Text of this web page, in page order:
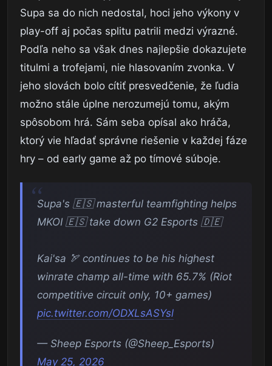
Supa sa do nich nedostal, hoci jeho výkony v
play-off aj počas splitu patrili medzi výrazné.
Podľa neho sa však dnes najlepšie dokazujete
titulmi a trofejami, nie hlasovaním zvonka. V
jeho slovách bolo cítiť presvedčenie, že ľudia
možno stále úplne nerozumejú tomu, akým
spôsobom hrá. Sám seba opísal ako hráča,
ktorý vie hľadať správne riešenie v každej fáze
hry – od early game až po tímové súboje.
Supa's 🇪🇸 masterful teamfighting helps
MKOI 🇪🇸 take down G2 Esports 🇩🇪
Kai'sa 🏹 continues to be his highest
winrate champ all-time with 65.7% (Riot
competitive circuit only, 10+ games)
pic.twitter.com/ODXLsASYsl
— Sheep Esports (@Sheep_Esports)
May 25, 2026